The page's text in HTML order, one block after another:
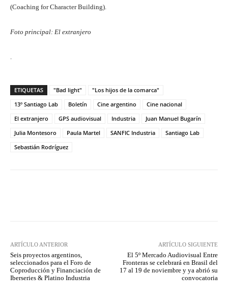
(Coaching for Character Building).
Foto principal: El extranjero
ETIQUETAS "Bad light"
"Los hijos de la comarca"
13º Santiago Lab
Boletín Cine argentino
Cine nacional
El extranjero
GPS audiovisual Industria
Juan Manuel Bugarín
Julia Montesoro
Paula Martel SANFIC Industria
Santiago Lab
Sebastián Rodríguez
ARTÍCULO ANTERIOR
Seis proyectos argentinos,
seleccionados para el Foro de
Coproducción y Financiación de
Iberseries & Platino Industria
ARTÍCULO SIGUIENTE
El 5º Mercado Audiovisual Entre
Fronteras se celebrará en Brasil del
17 al 19 de noviembre y ya abrió su
convocatoria